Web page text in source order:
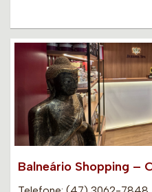
Balneário Shopping –